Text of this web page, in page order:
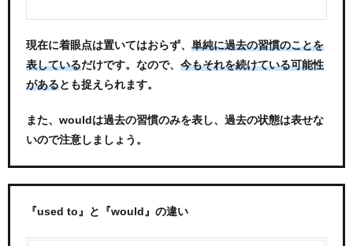
現在に着眼点は置いてはおらず、 単純に過去の習慣のことを
表しているだけです。なので、 今もそれを続けている可能性
があるとも捉えられます。
また、wouldは過去の習慣のみを表し、過去の状態は表せな
いので注意しましょう。
『used to』と『would』の違い